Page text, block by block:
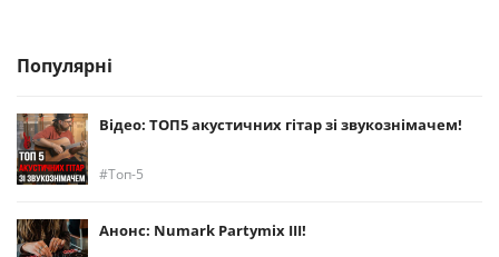
Популярні
Відео: ТОП5 акустичних гітар зі звукознімачем!
Топ-5
Анонс: Numark Partymix III!